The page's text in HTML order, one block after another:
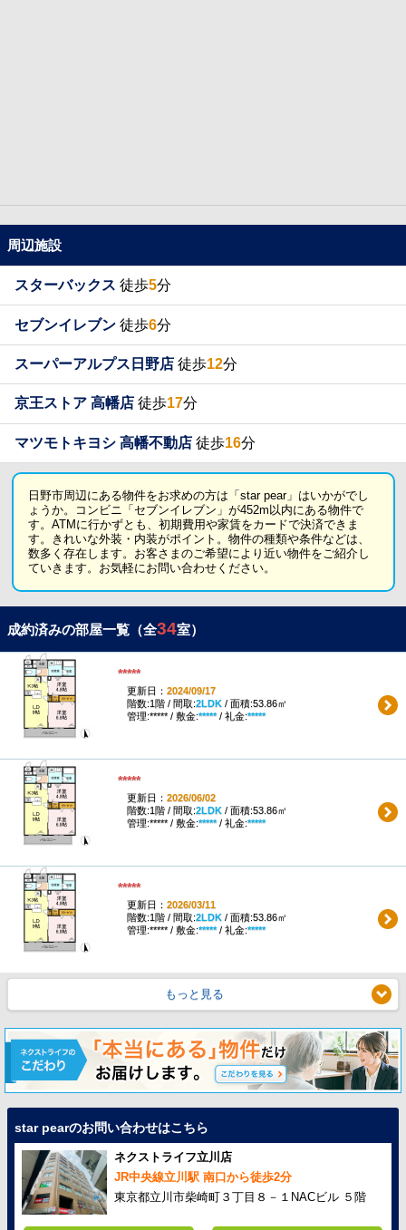
周辺施設
スターバックス 徒歩5分
セブンイレブン 徒歩6分
スーパーアルプス日野店 徒歩12分
京王ストア 高幡店 徒歩17分
マツモトキヨシ 高幡不動店 徒歩16分
日野市周辺にある物件をお求めの方は「star pear」はいかがでし
ょうか。コンビニ「セブンイレブン」が452m以内にある物件で
す。ATMに行かずとも、初期費用や家賃をカードで決済できま
す。きれいな外装・内装がポイント。物件の種類や条件などは、
数多く存在します。お客さまのご希望により近い物件をご紹介し
ていきます。お気軽にお問い合わせください。
成約済みの部屋一覧（全34室）
*****
更新日： 2024/09/17
階数:1階 / 間取:2LDK/ 面積:53.86㎡
管理:***** / 敷金:*****/ 礼金:*****
*****
更新日： 2026/06/02
階数:1階 / 間取:2LDK/ 面積:53.86㎡
管理:***** / 敷金:*****/ 礼金:*****
*****
更新日： 2026/03/11
階数:1階 / 間取:2LDK/ 面積:53.86㎡
管理:***** / 敷金:*****/ 礼金:*****
もっと見る
star pearのお問い合わせはこちら
ネクストライフ立川店
JR中央線立川駅 南口から徒歩2分
東京都立川市柴崎町３丁目８－１NACビル ５階